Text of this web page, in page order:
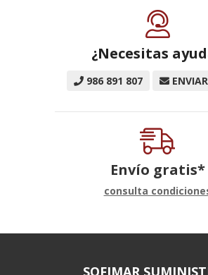
¿Necesitas
986 891 807
Envío gratis*
consulta
SOFIMAR